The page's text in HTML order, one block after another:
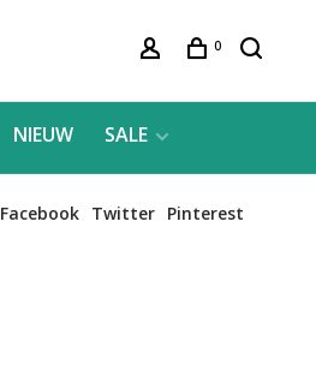
0
NIEUW SALE
Facebook Twitter Pinterest